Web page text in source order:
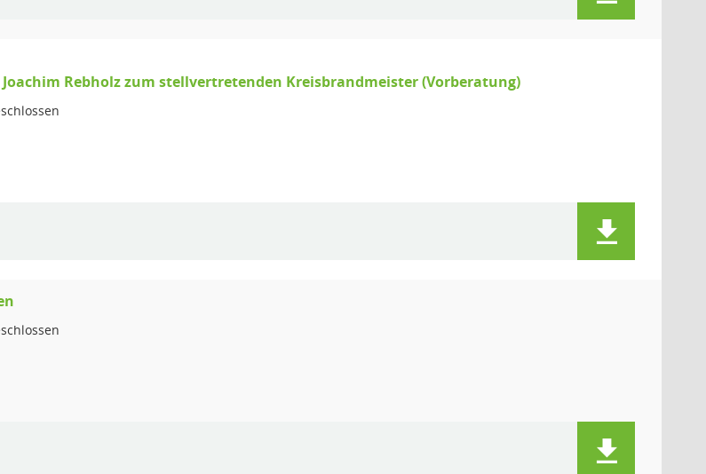
Rebholz zum stellvertretenden Kreisbrandmeister (Vorberatung)